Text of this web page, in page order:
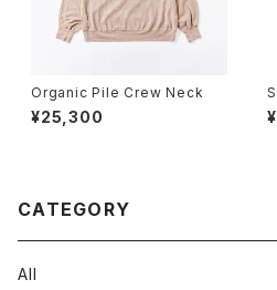
Organic Pile Crew Neck
¥25,300
n
CATEGORY
All